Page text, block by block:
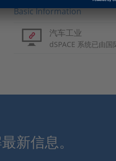
Basic Information
汽车工业
dSPACE 系统已由
新信息。